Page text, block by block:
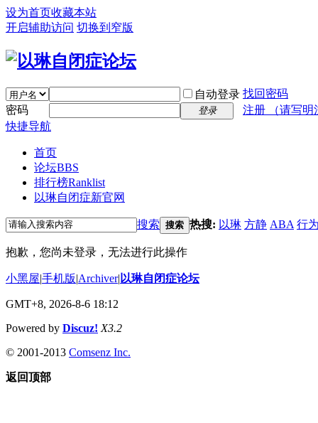
设为首页收藏本站
开启辅助访问 切换到窄版
自动登录 找回密码
密码
登录
注册 （请写明
快捷导航
首页
论坛BBS
排行榜Ranklist
以琳自闭症新官网
搜索 搜索 热搜: 以琳 方静 ABA 行
抱歉，您尚未登录，无法进行此操作
小黑屋|手机版|Archiver| 以琳自闭症论坛
GMT+8, 2026-8-6 18:12
Powered by Discuz! X3.2
© 2001-2013 Comsenz Inc.
返回顶部